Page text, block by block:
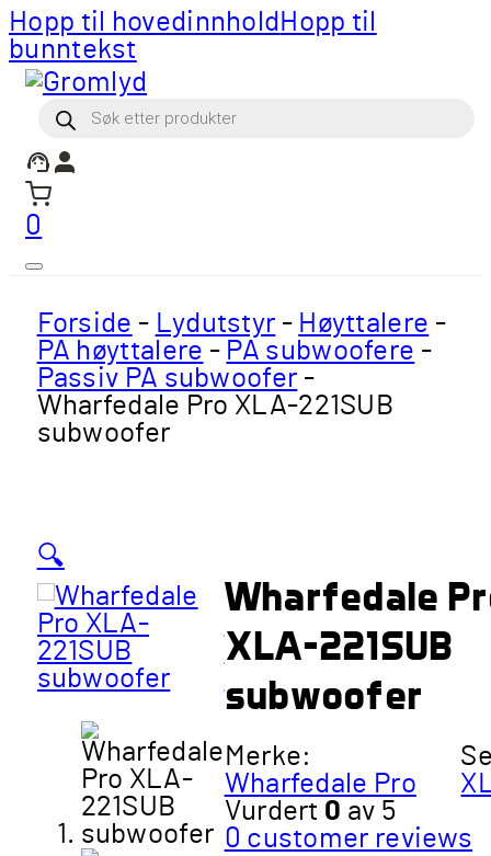
Hopp til hovedinnhold Hopp til
bunntekst
Products
search
0
Forside - Lydutstyr - Høyttalere -
PA høyttalere - PA subwoofere -
Passiv PA subwoofer -
Wharfedale Pro XLA-221SUB
subwoofer
🔍
Wharfedale
XLA-221SUB
subwoofer
Merke:
Wharfedale Pro
Vurdert 0 av 5
0 customer reviews